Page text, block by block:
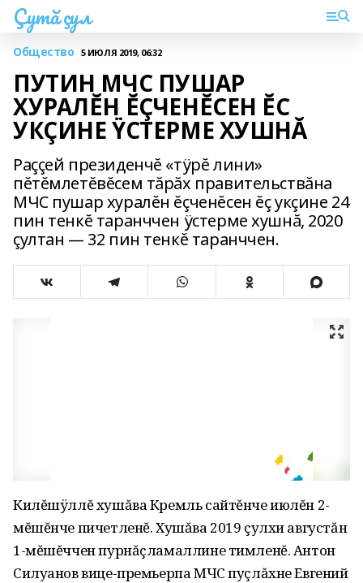
Çутă çул
Общество 5 ИЮЛЯ 2019, 06:32
ПУТИН МЧС ПУШАР
ХУРАЛĔН ĔÇЧЕНĔСЕН ĔС
УКÇИНЕ ŸСТЕРМЕ ХУШНĂ
Раççей президенчĕ «тÿрĕ лини»
пĕтĕмлетĕвĕсем тăрăх правительствăна
МЧС пушар хуралĕн ĕçченĕсен ĕç укçине 24
пин тенкĕ таранччен ÿстерме хушнă, 2020
çултан — 32 пин тенкĕ таранччен.
Килĕшÿллĕ хушăва Кремль сайтĕнче июлĕн 2-
мĕшĕнче пичетленĕ. Хушăва 2019 çулхи августăн
1-мĕшĕччен пурнăçламаллине тимленĕ. Антон
Силуанов вице-премьерпа МЧС пуçлăхне Евгений